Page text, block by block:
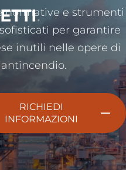
normative e strumenti
per garantire
inutili nelle opere di
RICHIEDI
INFORMAZIONI